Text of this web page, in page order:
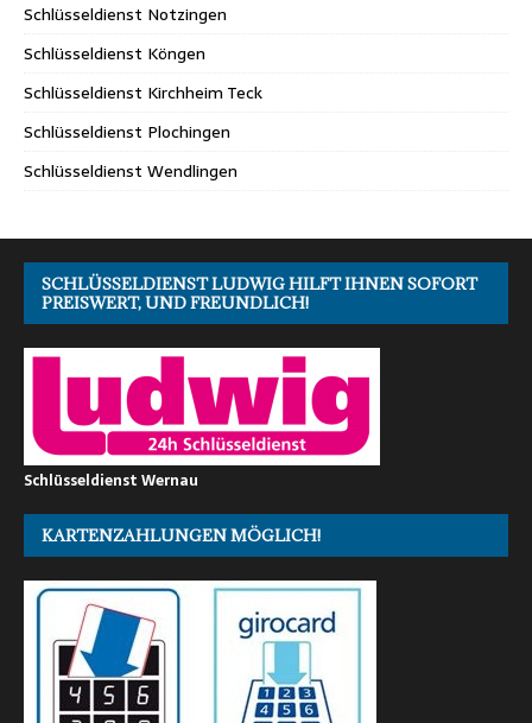
Schlüsseldienst Notzingen
Schlüsseldienst Köngen
Schlüsseldienst Kirchheim Teck
Schlüsseldienst Plochingen
Schlüsseldienst Wendlingen
SCHLÜSSELDIENST LUDWIG HILFT IHNEN SOFORT
PREISWERT, UND FREUNDLICH!
Schlüsseldienst Wernau
KARTENZAHLUNGEN MÖGLICH!